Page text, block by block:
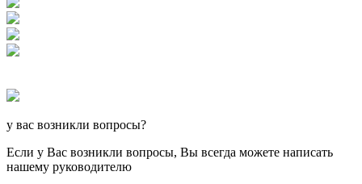
у вас возникли вопросы?
Если у Вас возникли вопросы, Вы всегда можете написать
нашему руководителю